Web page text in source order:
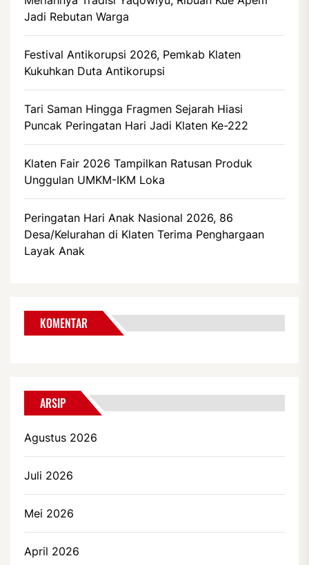
Jadi Rebutan Warga
Festival Antikorupsi 2026, Pemkab Klaten
Kukuhkan Duta Antikorupsi
Tari Saman Hingga Fragmen Sejarah Hiasi
Puncak Peringatan Hari Jadi Klaten Ke-222
Klaten Fair 2026 Tampilkan Ratusan Produk
Unggulan UMKM-IKM Loka
Peringatan Hari Anak Nasional 2026, 86
Desa/Kelurahan di Klaten Terima Penghargaan
Layak Anak
KOMENTAR
ARSIP
Agustus 2026
Juli 2026
Mei 2026
April 2026